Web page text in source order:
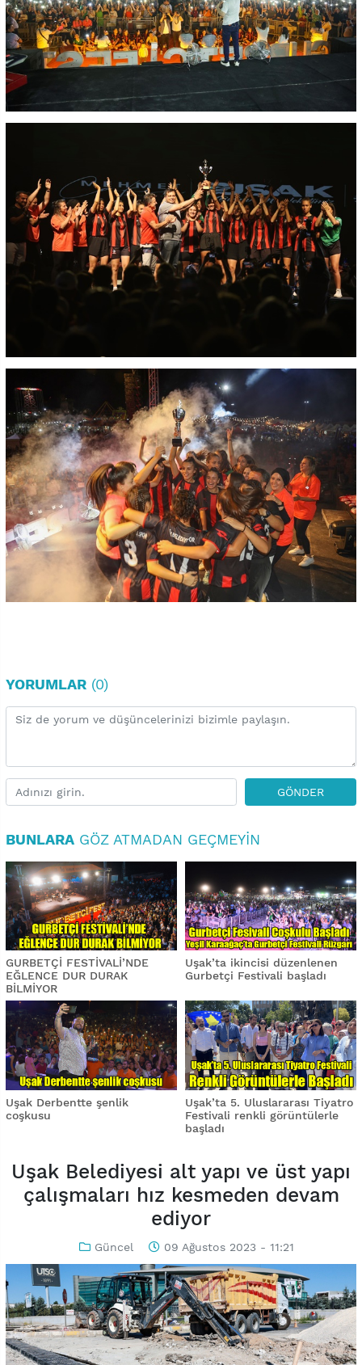
YORUMLAR (0)
GÖNDER
BUNLARA GÖZ ATMADAN GEÇMEYIN
GURBETÇİ FESTİVALİ’NDE
EĞLENCE DUR DURAK
BİLMİYOR
Uşak’ta ikincisi düzenlenen
Gurbetçi Festivali başladı
Uşak Derbentte şenlik
coşkusu
Uşak’ta 5. Uluslararası Tiyatro
Festivali renkli görüntülerle
başladı
Uşak Belediyesi alt yapı ve üst yapı
çalışmaları hız kesmeden devam
ediyor
Güncel 09 Ağustos 2023 - 11:21